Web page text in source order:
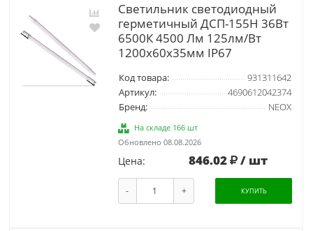
Светильник светодиодный
герметичный ДСП-155Н 36Вт
6500К 4500 Лм 125лм/Вт
1200х60х35мм IP67
Код товара:
931311642
Артикул:
4690612042374
Бренд:
NEOX
На складе 166 шт
Обновлено 08.08.2026
Цена: 846.02 / шт
- + КУПИТЬ